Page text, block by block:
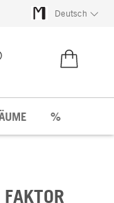
Deutsch
%